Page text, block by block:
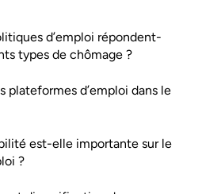
d’emploi répondent-
types de chômage ?
plateformes d’emploi dans le
est-elle importante sur le
?